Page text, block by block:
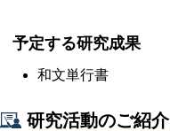
予定する研究成果
和文単行書
研究活動のご紹介